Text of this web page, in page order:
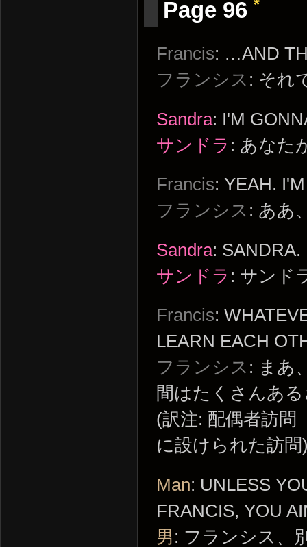
Page 96 *
Francis: …AND
フランシス : それ
Sandra: I'M
サンドラ : あなた
Francis: YEAH.
フランシス : ああ
Sandra: SANDRA.
サンドラ : サンド
Francis:
LEARN EACH
フランシス : まあ
間はたくさんあ
(訳注: 配偶者訪
に設けられた訪問
Man: UNLESS
FRANCIS, YOU
男: フランシス、